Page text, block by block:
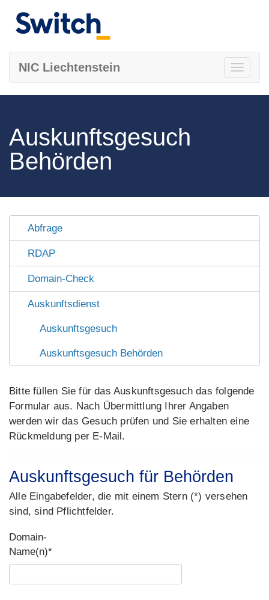
Toggle
NIC Liechtenstein
Auskunftsgesuch
Behörden
Abfrage
RDAP
Domain-Check
Auskunftsdienst
Auskunftsgesuch
Auskunftsgesuch Behörden
Bitte füllen Sie für das Auskunftsgesuch das folgende
Formular aus. Nach Übermittlung Ihrer Angaben
werden wir das Gesuch prüfen und Sie erhalten eine
Rückmeldung per E-Mail.
Auskunftsgesuch für Behörden
Alle Eingabefelder, die mit einem Stern (*) versehen
sind, sind Pflichtfelder.
Domain-
Name(n)*